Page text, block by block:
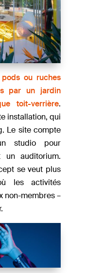
ou ruches
par un jardin
toit-verrière.
installation, qui
Le site compte
studio pour
un auditorium.
se veut plus
les activités
non-membres –